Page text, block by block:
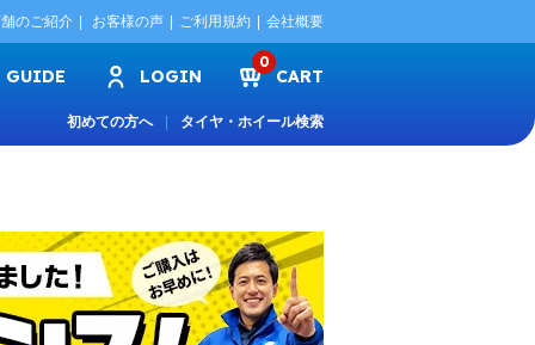
のご紹介 お客様の声 ご利用規約 会社概要
GUIDE LOGIN
0
CART
初めての方へ タイヤ・ホイール検索